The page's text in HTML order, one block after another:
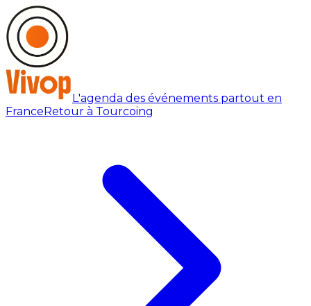
L'agenda des événements partout en
FranceRetour à Tourcoing